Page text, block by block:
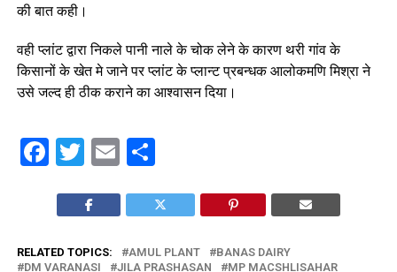
की बात कही।
वही प्लांट द्वारा निकले पानी नाले के चोक लेने के कारण थरी गांव के
किसानों के खेत मे जाने पर प्लांट के प्लान्ट प्रबन्धक आलोकमणि मिश्रा ने
उसे जल्द ही ठीक कराने का आश्वासन दिया।
Facebook
Twitter
EmailShare
RELATED TOPICS: AMUL PLANT
BANAS DAIRY
DM VARANASI
JILA PRASHASAN
MP MACSHLISAHAR